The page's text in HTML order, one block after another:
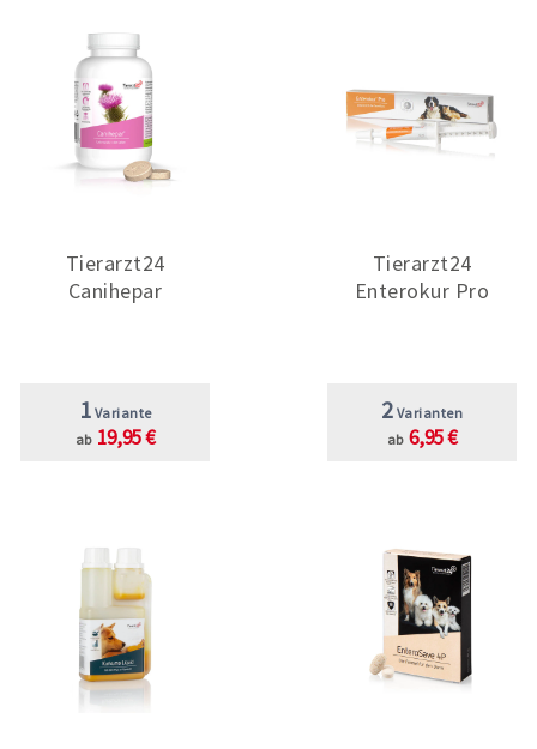
Tierarzt24
Canihepar
1 Variante
ab 19,95 €
Tierarzt24
Enterokur Pro
2 Varianten
ab 6,95 €